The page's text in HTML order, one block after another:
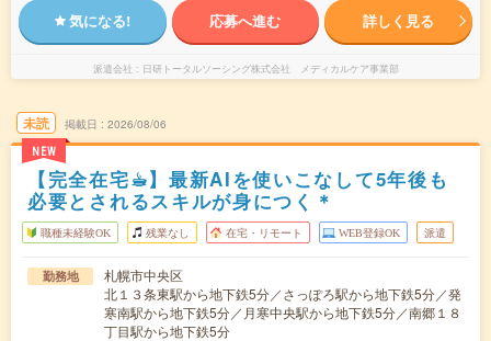
気になる! 応募へ進む 詳しく見る
派遣会社 日研トータルソーシング株式会社 メディカルケア事業部
未読
NEW
掲載日 2026/08/06
【完全在宅☕︎】最新AIを使いこなして5年後も
必要とされるスキルが身につく＊
職種未経験OK 残業なし 在宅・リモート WEB登録OK 派遣
勤務地
札幌市中央区
北１３条東駅から地下鉄5分／さっぽろ駅から地下鉄5分／発
寒南駅から地下鉄5分／月寒中央駅から地下鉄5分／南郷１８
丁目駅から地下鉄5分